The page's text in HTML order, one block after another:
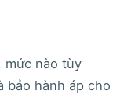
mức nào tùy
bảo hành áp cho